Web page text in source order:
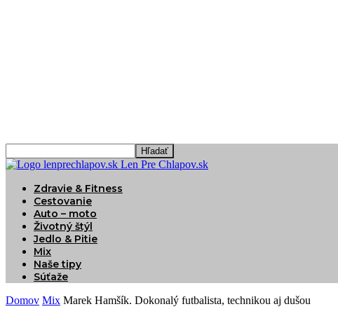
Len Pre Chlapov.sk
Zdravie & Fitness
Cestovanie
Auto – moto
Životný štýl
Jedlo & Pitie
Mix
Naše tipy
Súťaže
Domov Mix Marek Hamšík. Dokonalý futbalista, technikou aj dušou